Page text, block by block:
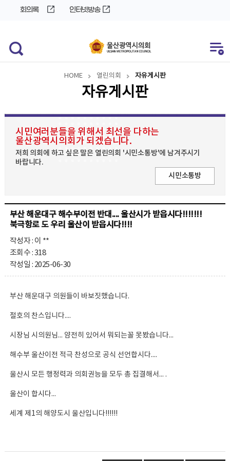
회의록 인터넷방송
HOME 열린의회 자유게시판
자유게시판
시민여러분들을 위해서 최선을 다하는
울산광역시의회가 되겠습니다.
저희 의회에 하고 싶은 말은 열린의회 '시민소통방'에 남겨주시기
바랍니다.
시민소통방
부산 해운대구 해수부이전 반대.... 울산시가 받읍시다!!!!!!!
북극항로 도 우리 울산이 받읍시다!!!!
작성자 : 이 **
조회수 : 318
작성일 : 2025-06-30
부산 해운대구 의원들이 바보짓했습니다.
절호의 찬스입니다....
시장님 시의원님... 얌전히 있어서 뭐되는꼴 못봤습니다...
해수부 울산이전 적극 찬성으로 공식 선언합시다....
울산시 모든 행정력과 의회권능을 모두 총 집결해서... .
울산이 합시다...
세계 제1의 해양도시 울산입니다!!!!!!